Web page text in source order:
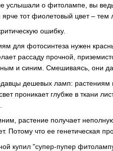
услышали о фитолампе, вы
тот фиолетовый цвет – тем
ошибку.
для фотосинтеза нужен
рассаду прочной,
и синим. Смешиваясь, они
дешевых ламп: растениям
проникает глубже в ткани
растение получает
Потому что ее генетическая
купил "супер-пупер